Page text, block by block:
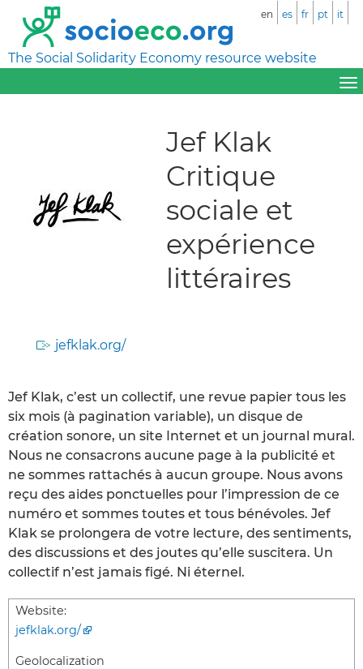
The Social Solidarity Economy resource website
en es fr pt it
Jef Klak
Critique
sociale et
expérience
littéraires
jefklak.org/
Jef Klak, c’est un collectif, une revue papier tous les
six mois (à pagination variable), un disque de
création sonore, un site Internet et un journal mural.
Nous ne consacrons aucune page à la publicité et
ne sommes rattachés à aucun groupe. Nous avons
reçu des aides ponctuelles pour l’impression de ce
numéro et sommes toutes et tous bénévoles. Jef
Klak se prolongera de votre lecture, des sentiments,
des discussions et des joutes qu’elle suscitera. Un
collectif n’est jamais figé. Ni éternel.
Website:
jefklak.org/
Geolocalization